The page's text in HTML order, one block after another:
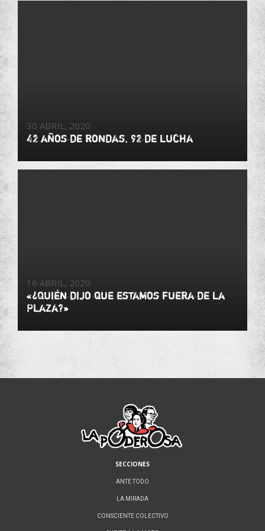
30 ABRIL, 2020
42 años de rondas, 92 de lucha
16 ABRIL, 2020
«¿Quién dijo que estamos fuera de la
Plaza?»
SECCIONES
ANTE TODO
LA MIRADA
CONSCIENTE COLECTIVO